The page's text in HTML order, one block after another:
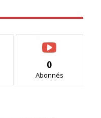
0
Abonnés